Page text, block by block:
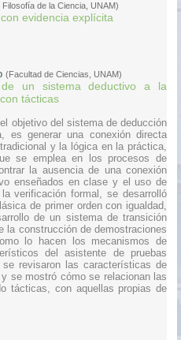
de la Ciencia, UNAM)
evidencia explícita
(Facultad de Ciencias, UNAM)
un sistema deductivo a la
tácticas
objetivo del sistema de deducción
es generar una conexión directa
y la lógica en la práctica,
se emplea en los procesos de
la ausencia de una conexión
enseñados en clase y el uso de
verificación formal, se desarrolló
de primer orden con igualdad,
de un sistema de transición
la construcción de demostraciones
lo hacen los mecanismos de
del asistente de pruebas
revisaron las características de
se mostró cómo se relacionan las
tácticas, con aquellas propias de